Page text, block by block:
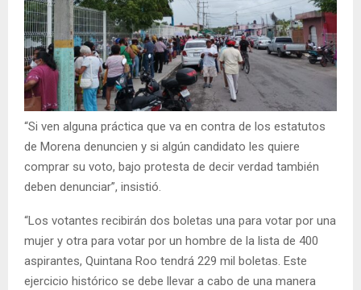
“Si ven alguna práctica que va en contra de los estatutos
de Morena denuncien y si algún candidato les quiere
comprar su voto, bajo protesta de decir verdad también
deben denunciar”, insistió.
“Los votantes recibirán dos boletas una para votar por una
mujer y otra para votar por un hombre de la lista de 400
aspirantes, Quintana Roo tendrá 229 mil boletas. Este
ejercicio histórico se debe llevar a cabo de una manera